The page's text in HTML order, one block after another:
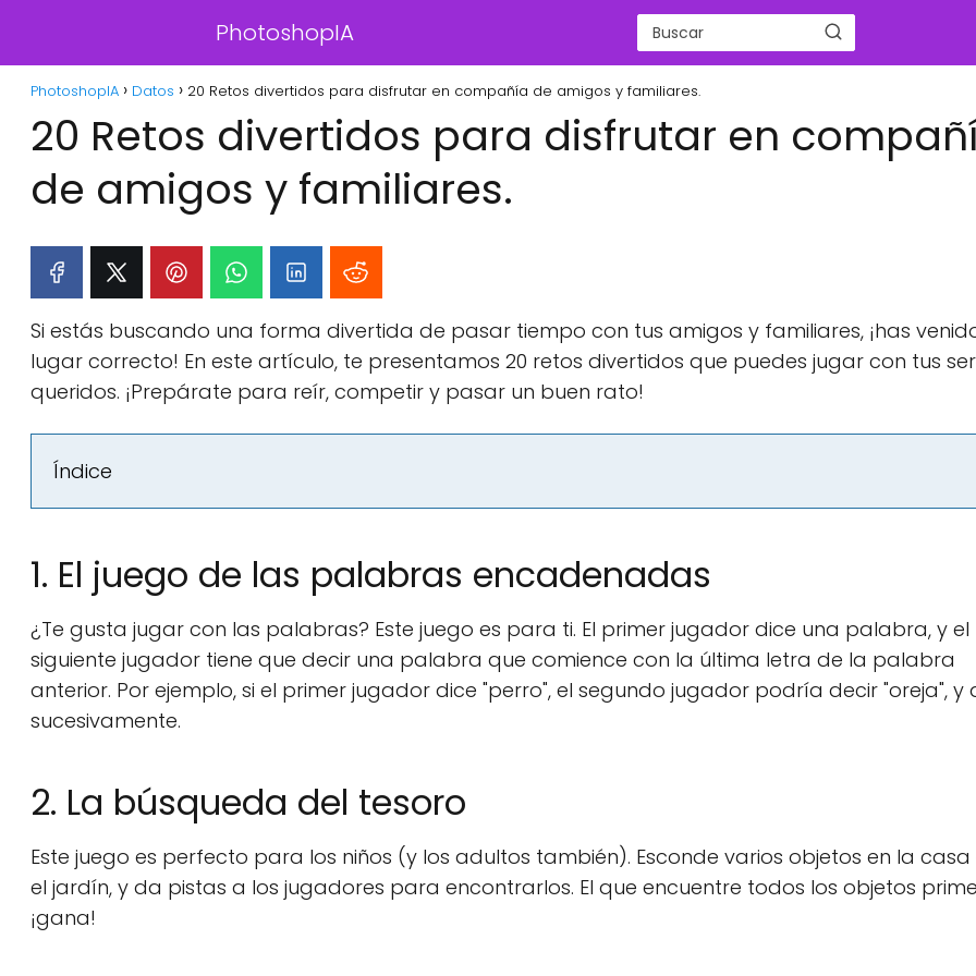
PhotoshopIA
PhotoshopIA Datos 20 Retos divertidos para disfrutar en compañía de amigos y familiares.
20 Retos divertidos para disfrutar en
de amigos y familiares.
Si estás buscando una forma divertida de pasar tiempo con tus amigos y familiares, ¡has
lugar correcto! En este artículo, te presentamos 20 retos divertidos que puedes jugar con tus
queridos. ¡Prepárate para reír, competir y pasar un buen rato!
Índice
1. El juego de las palabras encadenadas
¿Te gusta jugar con las palabras? Este juego es para ti. El primer jugador dice una palabra, y el
siguiente jugador tiene que decir una palabra que comience con la última letra de la palabra
anterior. Por ejemplo, si el primer jugador dice "perro", el segundo jugador podría decir "oreja", y
sucesivamente.
2. La búsqueda del tesoro
Este juego es perfecto para los niños (y los adultos también). Esconde varios objetos en la casa
el jardín, y da pistas a los jugadores para encontrarlos. El que encuentre todos los objetos
¡gana!